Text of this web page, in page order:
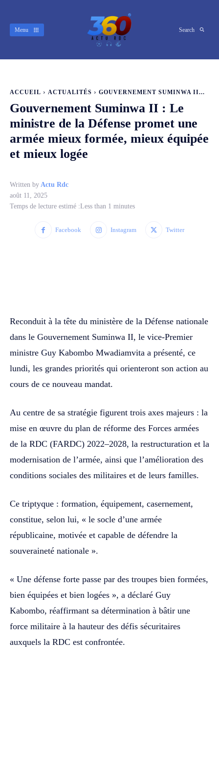
Menu Search
ACCUEIL ACTUALITÉS GOUVERNEMENT SUMINWA II...
Gouvernement Suminwa II : Le
ministre de la Défense promet une
armée mieux formée, mieux équipée
et mieux logée
Written by Actu Rdc
août 11, 2025
Temps de lecture estimé :Less than 1 minutes
Facebook Instagram Twitter
Reconduit à la tête du ministère de la Défense nationale
dans le Gouvernement Suminwa II, le vice-Premier
ministre Guy Kabombo Mwadiamvita a présenté, ce
lundi, les grandes priorités qui orienteront son action au
cours de ce nouveau mandat.
Au centre de sa stratégie figurent trois axes majeurs : la
mise en œuvre du plan de réforme des Forces armées
de la RDC (FARDC) 2022–2028, la restructuration et la
modernisation de l’armée, ainsi que l’amélioration des
conditions sociales des militaires et de leurs familles.
Ce triptyque : formation, équipement, casernement,
constitue, selon lui, « le socle d’une armée
républicaine, motivée et capable de défendre la
souveraineté nationale ».
« Une défense forte passe par des troupes bien formées,
bien équipées et bien logées », a déclaré Guy
Kabombo, réaffirmant sa détermination à bâtir une
force militaire à la hauteur des défis sécuritaires
auxquels la RDC est confrontée.